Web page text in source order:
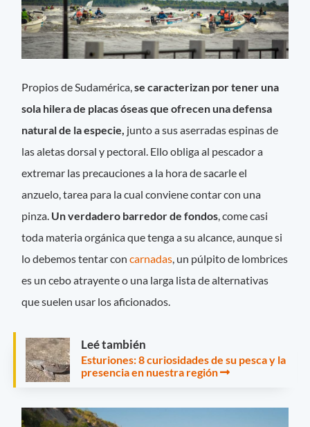
Propios de Sudamérica,se caracterizan por tener una
sola hilera de placas óseas que ofrecen una defensa
natural de la especie, junto a sus aserradas espinas de
las aletas dorsal y pectoral. Ello obliga al pescador a
extremar las precauciones a la hora de sacarle el
anzuelo, tarea para la cual conviene contar con una
pinza. Un verdadero barredor de fondos , come casi
toda materia orgánica que tenga a su alcance, aunque si
lo debemos tentar concarnadas , un púlpito de lombrices
es un cebo atrayente o una larga lista de alternativas
que suelen usar los aficionados.
Leé también
Esturiones: 8 curiosidades de su pesca y la
presencia en nuestra región